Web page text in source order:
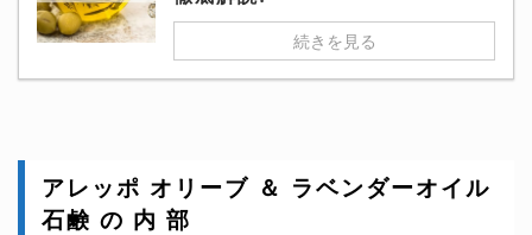
続きを見る
アレッポ オリーブ ＆ ラベンダーオイル
石鹸 の 内 部